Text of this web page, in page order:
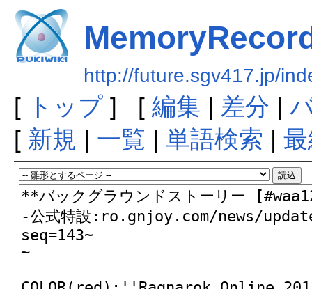
http://future.sgv417.jp/
[ トップ] [ 編集 | 差分 |
[ 新規 | 一覧 | 単語検索 |